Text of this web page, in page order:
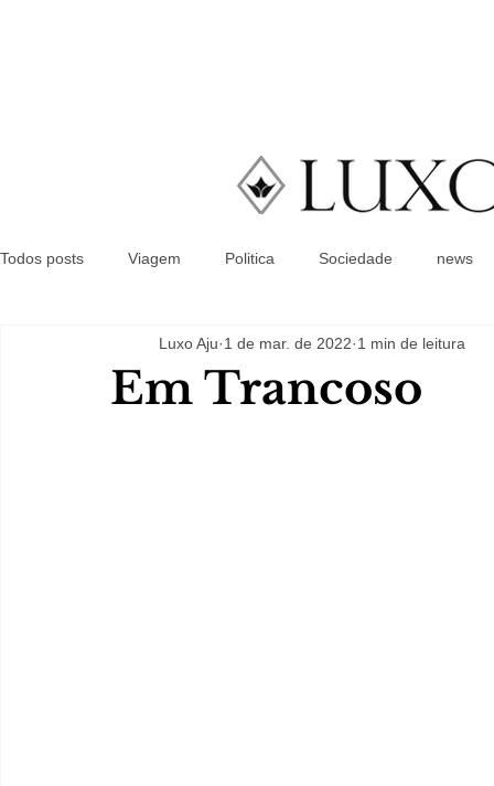
Todos posts Viagem Politica Sociedade news
Em Trancoso
Luxo Aju 1 de mar. de 2022 1 min de leitura